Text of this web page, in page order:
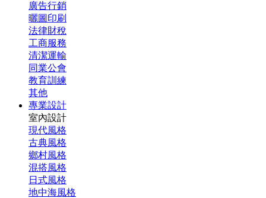
廣告行銷
曬圖印刷
法律財稅
工商服務
清潔運輸
同業公會
教育訓練
其他
專業設計
室內設計
現代風格
古典風格
鄉村風格
混搭風格
日式風格
地中海風格